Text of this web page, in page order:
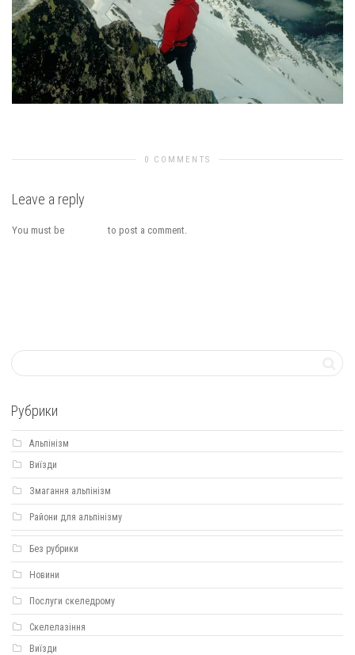
0 COMMENTS
Leave a reply
You must be to post a comment.
Рубрики
Альпінізм
Виїзди
Змагання альпінізм
Райони для альпінізму
Без рубрики
Новини
Послуги скеледрому
Скелелазіння
Виїзди